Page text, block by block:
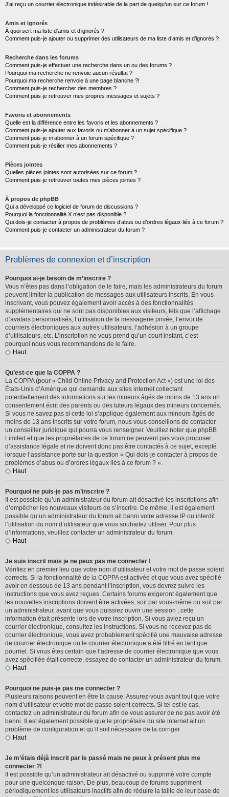
J’ai reçu un courrier électronique indésirable de la part de quelqu’un sur ce forum !
Amis et ignorés
À quoi sert ma liste d’amis et d’ignorés ?
Comment puis-je ajouter ou supprimer des utilisateurs de ma liste d’amis et d’ignorés ?
Recherche dans les forums
Comment puis-je effectuer une recherche dans un ou des forums ?
Pourquoi ma recherche ne renvoie aucun résultat ?
Pourquoi ma recherche renvoie à une page blanche ?!
Comment puis-je rechercher des membres ?
Comment puis-je retrouver mes propres messages et sujets ?
Favoris et abonnements
Quelle est la différence entre les favoris et les abonnements ?
Comment puis-je ajouter aux favoris ou m’abonner à un sujet spécifique ?
Comment puis-je m’abonner à un forum spécifique ?
Comment puis-je résilier mes abonnements ?
Pièces jointes
Quelles pièces jointes sont autorisées sur ce forum ?
Comment puis-je retrouver toutes mes pièces jointes ?
À propos de phpBB
Qui a développé ce logiciel de forum de discussions ?
Pourquoi la fonctionnalité X n’est pas disponible ?
Qui dois-je contacter à propos de problèmes d’abus ou d’ordres légaux liés à ce forum ?
Comment puis-je contacter un administrateur du forum ?
Problèmes de connexion et d’inscription
Pourquoi ai-je besoin de m’inscrire ?
Vous n’êtes pas dans l’obligation de le faire, mais les administrateurs du forum
peuvent limiter la publication de messages aux utilisateurs inscrits. En vous
inscrivant, vous pouvez également avoir accès à des fonctionnalités
supplémentaires qui ne sont pas disponibles aux visiteurs, tels que l’affichage
d’avatars personnalisés, l’utilisation de la messagerie privée, l’envoi de
courriers électroniques aux autres utilisateurs, l’adhésion à un groupe
d’utilisateurs, etc. L’inscription ne vous prend qu’un court instant, c’est
pourquoi nous vous recommandons de le faire.
Haut
Qu’est-ce que la COPPA ?
La COPPA (pour « Child Online Privacy and Protection Act ») est une loi des
États-Unis d’Amérique qui demande aux sites internet collectant
potentiellement des informations sur les mineurs âgés de moins de 13 ans un
consentement écrit des parents ou des tuteurs légaux des mineurs concernés.
Si vous ne savez pas si cette loi s’applique également aux mineurs âgés de
moins de 13 ans inscrits sur votre forum, nous vous conseillons de contacter
un conseiller juridique qui pourra vous renseigner. Veuillez noter que phpBB
Limited et que les propriétaires de ce forum ne peuvent pas vous proposer
d’assistance légale et ne doivent donc pas être contactés à ce sujet, excepté
lorsque l’assistance porte sur la question « Qui dois-je contacter à propos de
problèmes d’abus ou d’ordres légaux liés à ce forum ? ».
Haut
Pourquoi ne puis-je pas m’inscrire ?
Il est possible qu’un administrateur du forum ait désactivé les inscriptions afin
d’empêcher les nouveaux visiteurs de s’inscrire. De même, il est également
possible qu’un administrateur du forum ait banni votre adresse IP ou interdit
l’utilisation du nom d’utilisateur que vous souhaitez utiliser. Pour plus
d’informations, veuillez contacter un administrateur du forum.
Haut
Je suis inscrit mais je ne peux pas me connecter !
Vérifiez en premier lieu que votre nom d’utilisateur et votre mot de passe soient
corrects. Si la fonctionnalité de la COPPA est activée et que vous avez spécifié
avoir en dessous de 13 ans pendant l’inscription, vous devrez suivre les
instructions que vous avez reçues. Certains forums exigeront également que
les nouvelles inscriptions doivent être activées, soit par vous-même ou soit par
un administrateur, avant que vous puissiez ouvrir une session ; cette
information était présente lors de votre inscription. Si vous aviez reçu un
courrier électronique, consultez les instructions. Si vous ne recevez pas de
courrier électronique, vous avez probablement spécifié une mauvaise adresse
de courrier électronique ou le courrier électronique a été filtré en tant que
pourriel. Si vous êtes certain que l’adresse de courrier électronique que vous
avez spécifiée était correcte, essayez de contacter un administrateur du forum.
Haut
Pourquoi ne puis-je pas me connecter ?
Plusieurs raisons peuvent en être la cause. Assurez-vous avant tout que votre
nom d’utilisateur et votre mot de passe soient corrects. Si tel est le cas,
contactez un administrateur du forum afin de vous assurer de ne pas avoir été
banni. Il est également possible que le propriétaire du site internet ait un
problème de configuration et qu’il soit nécessaire de la corriger.
Haut
Je m’étais déjà inscrit par le passé mais ne peux à présent plus me
connecter ?!
Il est possible qu’un administrateur ait désactivé ou supprimé votre compte
pour une quelconque raison. De plus, beaucoup de forums suppriment
périodiquement les utilisateurs inactifs afin de réduire la taille de leur base de